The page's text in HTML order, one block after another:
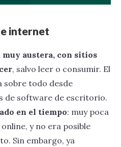
internet
austera, con sitios
, salvo leer o consumir. El
sobre todo desde
de software de escritorio.
en el tiempo: muy poca
y no era posible
Sin embargo, ya